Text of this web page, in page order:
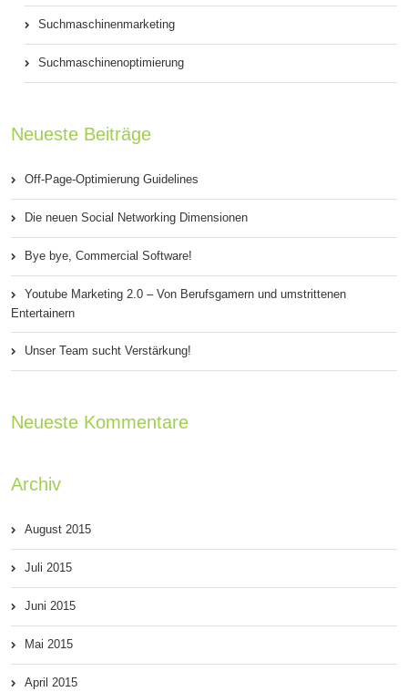
Suchmaschinenmarketing
Suchmaschinenoptimierung
Neueste Beiträge
Off-Page-Optimierung Guidelines
Die neuen Social Networking Dimensionen
Bye bye, Commercial Software!
Youtube Marketing 2.0 – Von Berufsgamern und umstrittenen
Entertainern
Unser Team sucht Verstärkung!
Neueste Kommentare
Archiv
August 2015
Juli 2015
Juni 2015
Mai 2015
April 2015